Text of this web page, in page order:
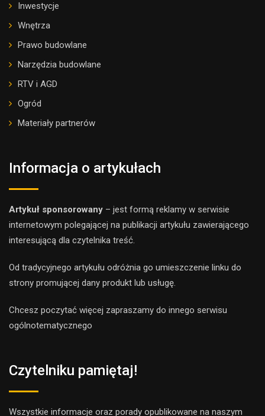
Inwestycje
Wnętrza
Prawo budowlane
Narzędzia budowlane
RTV i AGD
Ogród
Materiały partnerów
Informacja o artykułach
Artykuł sponsorowany – jest formą reklamy w serwisie
internetowym polegającej na publikacji artykułu zawierającego
interesującą dla czytelnika treść.
Od tradycyjnego artykułu odróżnia go umieszczenie linku do
strony promującej dany produkt lub usługę.
Chcesz poczytać więcej zapraszamy do innego serwisu
ogólnotematycznego
Czytelniku pamiętaj!
Wszystkie informacje oraz porady opublikowane na naszym